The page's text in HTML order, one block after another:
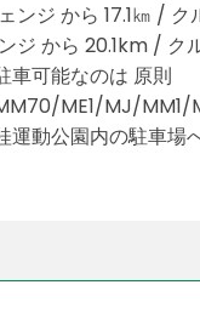
ジ から 17.1㎞ / ク
ジ から 20.1km / ク
車可能なのは 原則
ME1/MJ/MM1/
運動公園内の駐車